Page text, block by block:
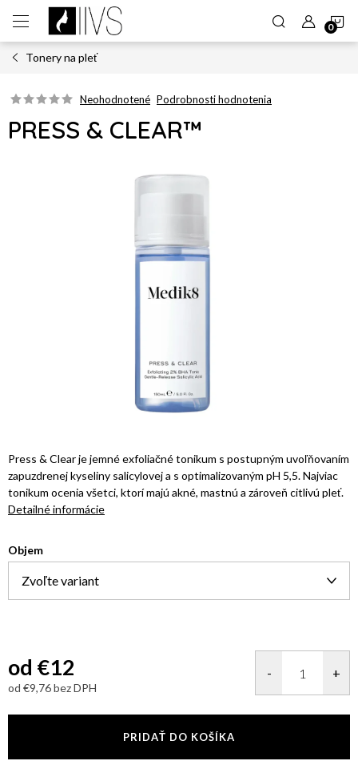
obsah
Tonery na pleť
Neohodnotené Podrobnosti hodnotenia
PRESS & CLEAR™
Press & Clear je jemné exfoliačné tonikum s postupným uvoľňovaním
zapuzdrenej kyseliny salicylovej a s optimalizovaným pH 5,5. Najviac
tonikum ocenia všetci, ktorí majú akné, mastnú a zároveň citlivú pleť.
Detailné informácie
Objem
od €12
od €9,76bez DPH
PRIDAŤ DO KOŠÍKA